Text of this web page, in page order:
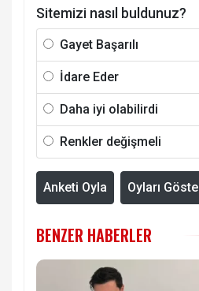
Sitemizi nasıl buldunuz?
Gayet Başarılı
İdare Eder
Daha iyi olabilirdi
Renkler değişmeli
Anketi Oyla Oyları
BENZER HABERLER